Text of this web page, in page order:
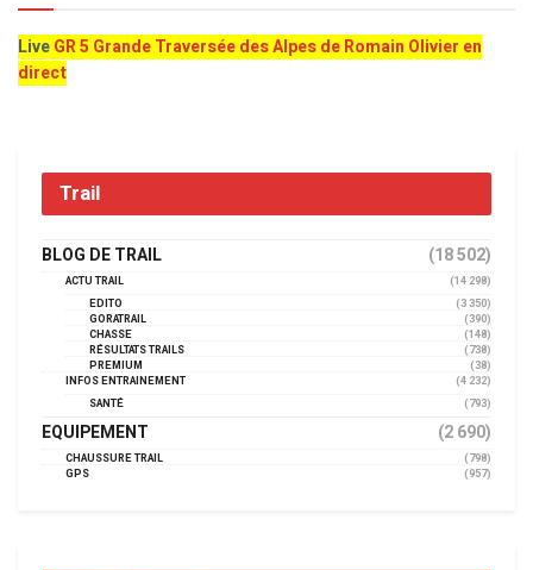
LiveGR 5 Grande Traversée des Alpes de Romain Olivier en
direct
Trail
BLOG DE TRAIL (18 502)
ACTU TRAIL
(14 298)
EDITO
(3 350)
GORATRAIL
(390)
CHASSE
(148)
RÉSULTATS TRAILS
(738)
PREMIUM
(38)
INFOS ENTRAINEMENT
(4 232)
SANTÉ
(793)
EQUIPEMENT (2 690)
CHAUSSURE TRAIL
(798)
GPS
(957)